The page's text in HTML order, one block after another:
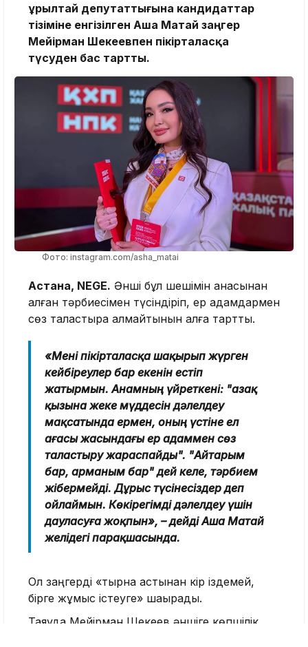
Құрылтай депутаттығына кандидаттар
тізіміне енгізілген Аша Матай заңгер
Мейірман Шекеевпен пікірталасқа
түсуден бас тартты.
Фото: instagram.com/asha_matai
Астана, NEGE. Әнші бұл шешімін анасынан
алған тәрбиесімен түсіндіріп, ер адамдармен
сөз таластыра алмайтынын алға тартты.
«Мені пікірталасқа шақырып жүрген
кейбіреулер бар екенін естіп
жатырмын. Анамның үйреткені: "Қазақ
қызына жеке мүддесін дәлелдеу
мақсатында ермен, оның үстіне ел
ағасы жасындағы ер адаммен сөз
таластыру жараспайды". "Айтарым
бар, арманым бар" дей келе, тәрбием
жібермейді. Дұрыс түсінесіздер деп
ойлаймын. Көкірегімді дәлелдеу үшін
дауласуға жоқпын», – дейді Аша Матай
желідегі парақшасында.
Ол заңгерді «тырнақ астынан кір іздемей,
бірге жұмыс істеуге» шақырады.
Таяуда Мейірман Шекеев әншіге көпшілік